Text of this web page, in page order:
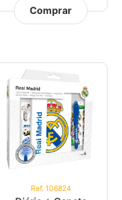
Comprar
Ref. 106824